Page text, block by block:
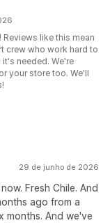
like this mean
crew who work hard to
needed. We're
your store too. We'll
29 de junho de 2026
Fresh Chile. And
ago from a
months. And we've